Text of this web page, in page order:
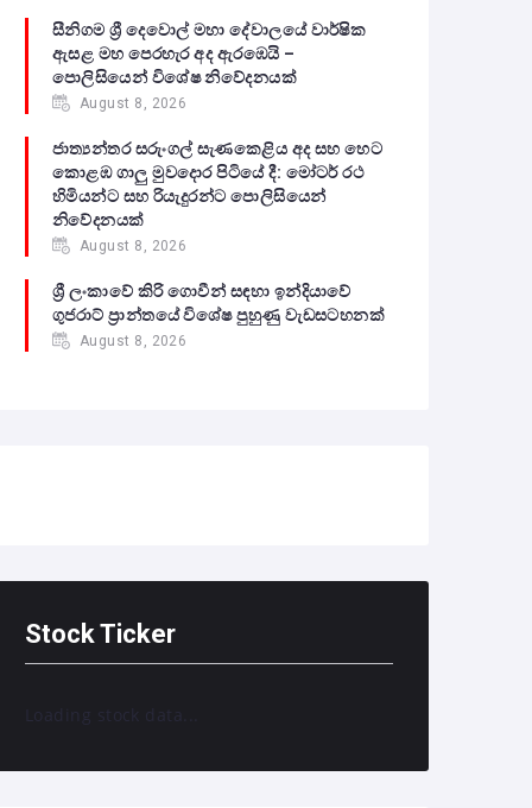
සීනිගම ශ්‍රී දෙවොල් මහා දේවාලයේ වාර්ෂික
ඇසළ මහ පෙරහැර අද ඇරඹෙයි –
පොලිසියෙන් විශේෂ නිවේදනයක්
August 8, 2026
ජාත්‍යන්තර සරුංගල් සැණකෙළිය අද සහ හෙට
කොළඹ ගාලු මුවදොර පිටියේ දී: මෝටර් රථ
හිමියන්ට සහ රියැදුරන්ට පොලිසියෙන්
නිවේදනයක්
August 8, 2026
ශ්‍රී ලංකාවේ කිරි ගොවීන් සඳහා ඉන්දියාවේ
ගුජරාට් ප්‍රාන්තයේ විශේෂ පුහුණු වැඩසටහනක්
August 8, 2026
Stock Ticker
Loading stock data...